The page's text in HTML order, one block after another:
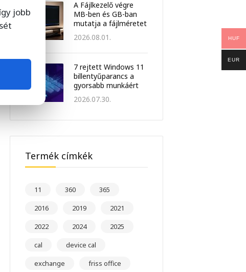
A Fájlkezelő végre
MB-ben és GB-ban
mutatja a fájlméretet
2026.08.01.
7 rejtett Windows 11
billentyűparancs a
gyorsabb munkáért
2026.07.30.
Termék címkék
11 360
365
2016
2019
2021
2022
2024
2025
cal
device cal
exchange
friss office
HUF
EUR
jobb